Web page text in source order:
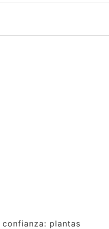
plantas